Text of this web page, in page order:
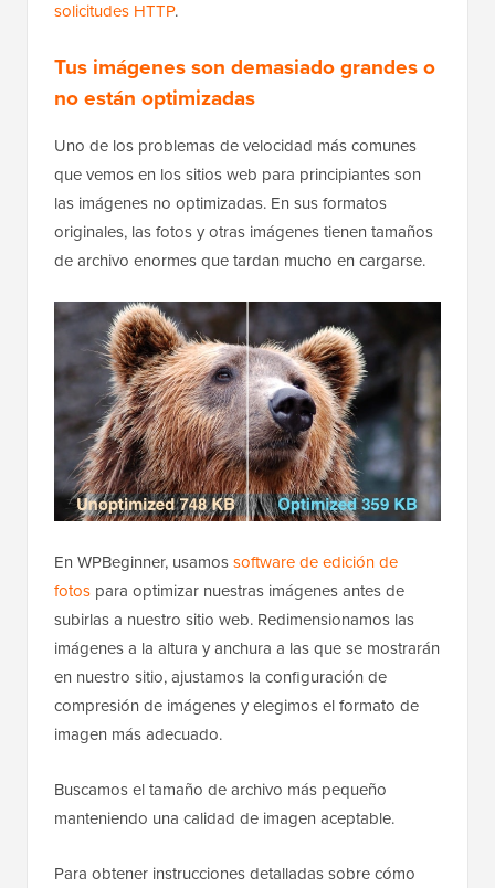
solicitudes HTTP.
Tus imágenes son demasiado grandes o
no están optimizadas
Uno de los problemas de velocidad más comunes
que vemos en los sitios web para principiantes son
las imágenes no optimizadas. En sus formatos
originales, las fotos y otras imágenes tienen tamaños
de archivo enormes que tardan mucho en cargarse.
En WPBeginner, usamossoftware de edición de
fotos para optimizar nuestras imágenes antes de
subirlas a nuestro sitio web. Redimensionamos las
imágenes a la altura y anchura a las que se mostrarán
en nuestro sitio, ajustamos la configuración de
compresión de imágenes y elegimos el formato de
imagen más adecuado.
Buscamos el tamaño de archivo más pequeño
manteniendo una calidad de imagen aceptable.
Para obtener instrucciones detalladas sobre cómo